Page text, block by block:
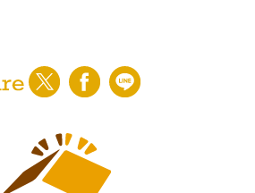
ケティング、統計データの作成
行運営する新聞紙面、ウェブサ
スの提供は、退会により中止
す。